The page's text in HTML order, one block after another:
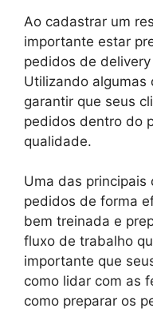
Ao cadastrar um
importante estar
pedidos de
Utilizando algumas
garantir que seus
pedidos dentro do
qualidade.
Uma das principais
pedidos de forma
bem treinada e
fluxo de trabalho
importante que
como lidar com as
como preparar os